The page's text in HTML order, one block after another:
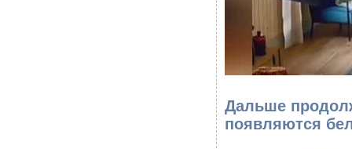
Дальше
появляются